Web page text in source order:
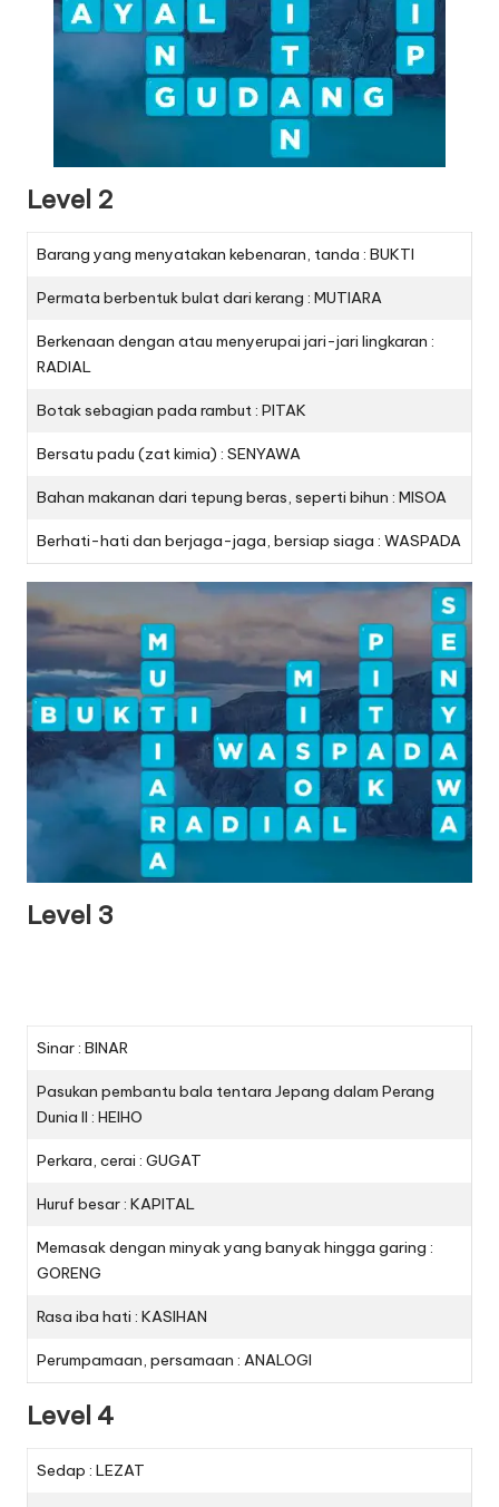
Level 2
Barang yang menyatakan kebenaran, tanda : BUKTI
Permata berbentuk bulat dari kerang : MUTIARA
Berkenaan dengan atau menyerupai jari-jari lingkaran :
RADIAL
Botak sebagian pada rambut : PITAK
Bersatu padu (zat kimia) : SENYAWA
Bahan makanan dari tepung beras, seperti bihun : MISOA
Berhati-hati dan berjaga-jaga, bersiap siaga : WASPADA
Level 3
Sinar : BINAR
Pasukan pembantu bala tentara Jepang dalam Perang
Dunia II : HEIHO
Perkara, cerai : GUGAT
Huruf besar : KAPITAL
Memasak dengan minyak yang banyak hingga garing :
GORENG
Rasa iba hati : KASIHAN
Perumpamaan, persamaan : ANALOGI
Level 4
Sedap : LEZAT